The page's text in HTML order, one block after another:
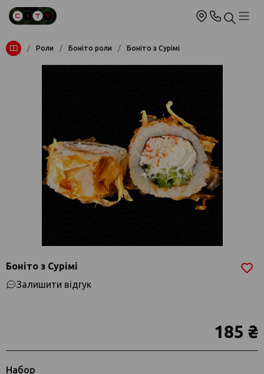
/ Роли / Боніто роли / Боніто з Сурімі
Боніто з Сурімі
Залишити відгук
185 ₴
Набор